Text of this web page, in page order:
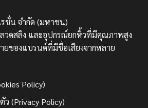
ชั่น จำกัด (มหาชน)
วดสลิง และอุปกรณ์ยกหิ้วที่มีคุณภาพสูง
ของแบรนด์ที่มีชื่อเสียงจากหลาย
Policy)
(Privacy Policy)